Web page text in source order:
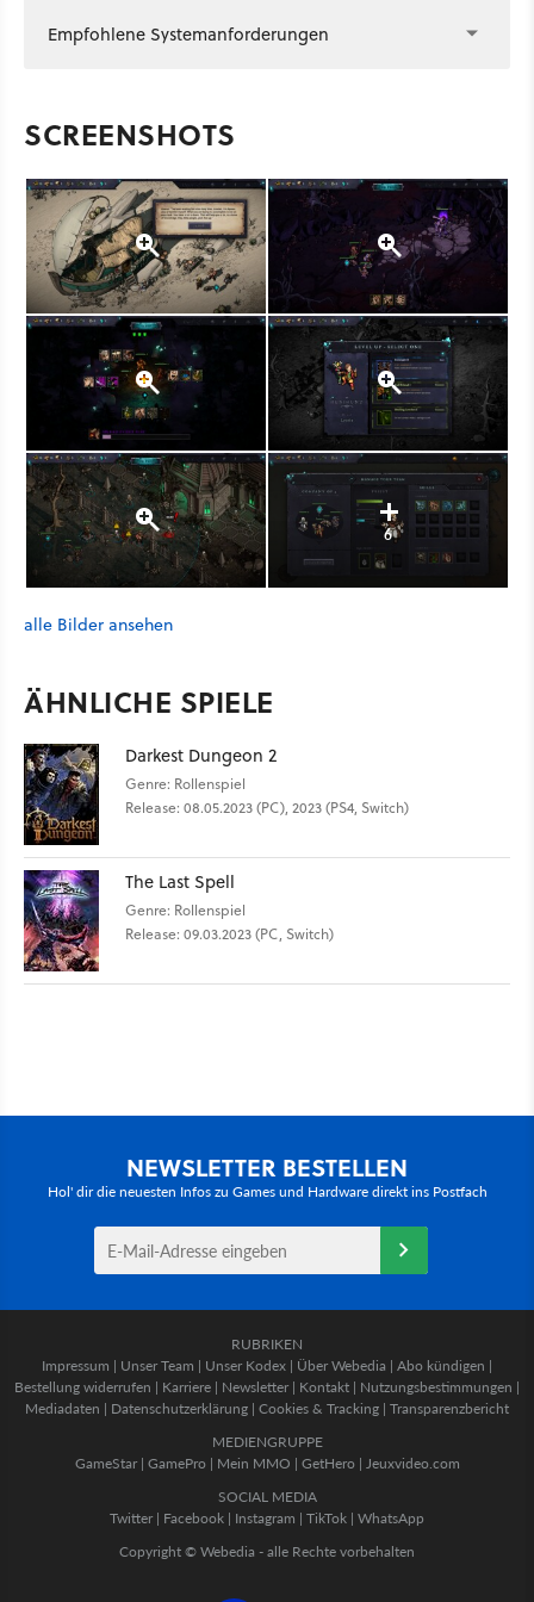
Empfohlene Systemanforderungen
SCREENSHOTS
6
alle Bilder ansehen
ÄHNLICHE SPIELE
Darkest Dungeon 2
Genre: Rollenspiel
Release: 08.05.2023 (PC), 2023 (PS4, Switch)
The Last Spell
Genre: Rollenspiel
Release: 09.03.2023 (PC, Switch)
NEWSLETTER BESTELLEN
Hol' dir die neuesten Infos zu Games und Hardware direkt ins Postfach
RUBRIKEN
Impressum | Unser Team | Unser Kodex | Über Webedia | Abo kündigen |
Bestellung widerrufen | Karriere | Newsletter | Kontakt | Nutzungsbestimmungen |
Mediadaten | Datenschutzerklärung | Cookies & Tracking | Transparenzbericht
MEDIENGRUPPE
GameStar| GamePro | Mein MMO | GetHero | Jeuxvideo.com
SOCIAL MEDIA
Twitter | Facebook | Instagram | TikTok | WhatsApp
Copyright © Webedia - alle Rechte vorbehalten